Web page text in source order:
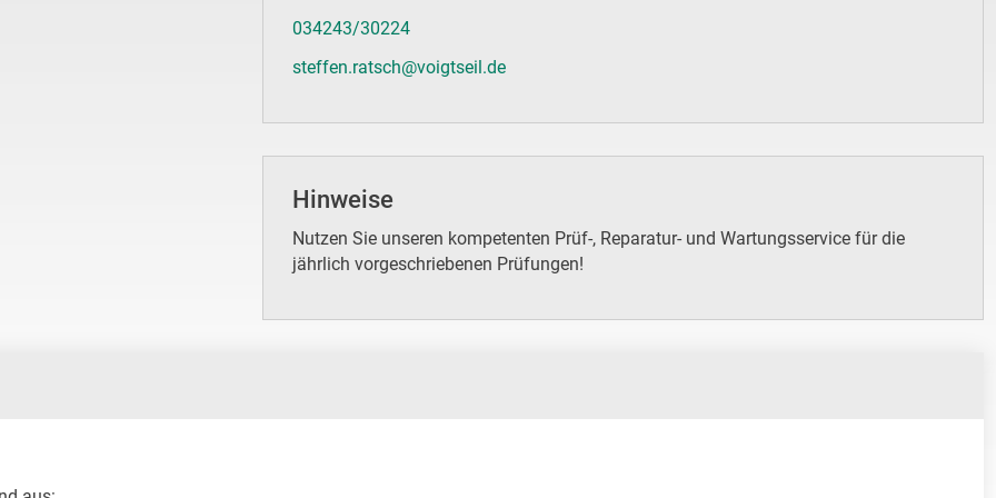
034243/30224
steffen.ratsch@voigtseil.de
Hinweise
Nutzen Sie unseren kompetenten Prüf-, Reparatur- und Wartungsservice für die
jährlich vorgeschriebenen Prüfungen!